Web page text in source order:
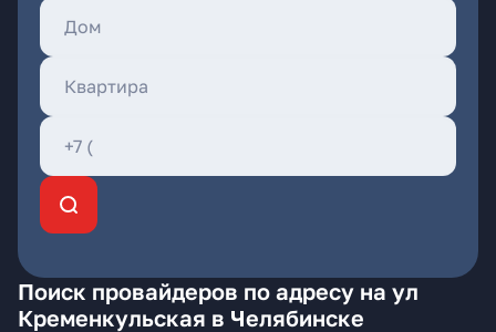
Поиск провайдеров по адресу на ул
Кременкульская в Челябинске